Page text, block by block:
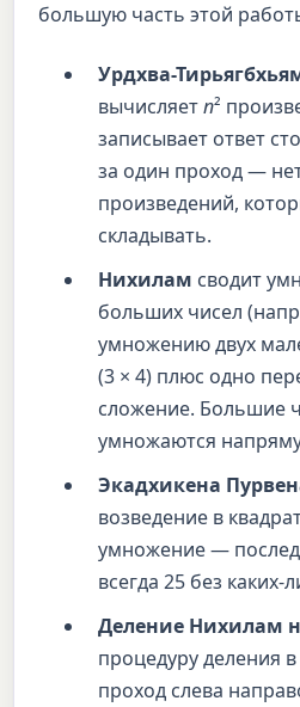
большую часть этой
Урдхва-
вычисляетn²
записывает ответ
за один проход —
произведений,
складывать.
Нихилам сводит
больших чисел
умножению двух
(3 × 4) плюс одно
сложение. Большие
умножаются
Экадхикена
возведение в
умножение —
всегда 25 без
Деление Нихилам
процедуру деления
проход слева